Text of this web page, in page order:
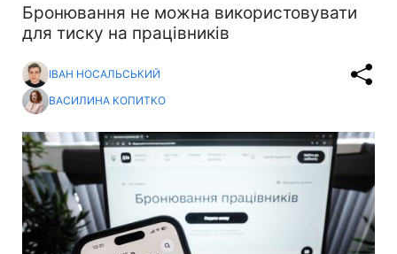
Бронювання не можна використовувати
для тиску на працівників
ІВАН НОСАЛЬСЬКИЙ
ВАСИЛИНА КОПИТКО